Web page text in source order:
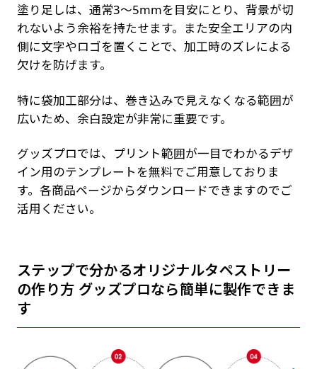
塗り足しは、通常3〜5mmを目安にとり、背景が切
れないよう余裕を持たせます。また安全エリアの内
側に文字やロゴを置くことで、加工時のズレによる
欠けを防げます。
特に袋加工部分は、巻き込みで見えなくなる範囲が
広いため、余白設定が非常に重要です。
グッズプロでは、プリント範囲が一目でわかるデザ
イン用のテンプレートを無料でご用意しておりま
す。各商品ページからダウンロードできますのでご
活用ください。
ステップで分かるオリジナルタペストリー
の作り方 グッズプロなら簡単に製作できま
す